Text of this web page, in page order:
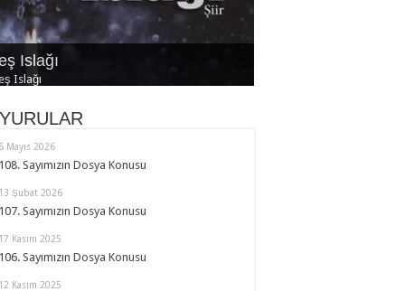
Islağı
Islağı
ve Yaz
Eylül Tarafı
TürkçeRisalesi
6 Mayıs 2026
108. Sayımızın Dosya Konusu
13 Şubat 2026
107. Sayımızın Dosya Konusu
17 Kasım 2025
106. Sayımızın Dosya Konusu
12 Kasım 2025